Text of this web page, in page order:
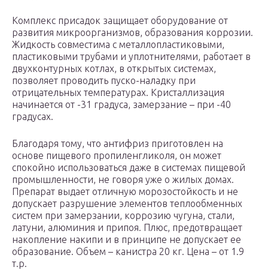
Комплекс присадок защищает оборудование от
развития микроорганизмов, образования коррозии.
Жидкость совместима с металлопластиковыми,
пластиковыми трубами и уплотнителями, работает в
двухконтурных котлах, в открытых системах,
позволяет проводить пуско-наладку при
отрицательных температурах. Кристаллизация
начинается от -31 градуса, замерзание – при -40
градусах.
Благодаря тому, что антифриз приготовлен на
основе пищевого пропиленгликоля, он может
спокойно использоваться даже в системах пищевой
промышленности, не говоря уже о жилых домах.
Препарат выдает отличную морозостойкость и не
допускает разрушение элементов теплообменных
систем при замерзании, коррозию чугуна, стали,
латуни, алюминия и припоя. Плюс, предотвращает
накопление накипи и в принципе не допускает ее
образование. Объем – канистра 20 кг. Цена – от 1.9
т.р.